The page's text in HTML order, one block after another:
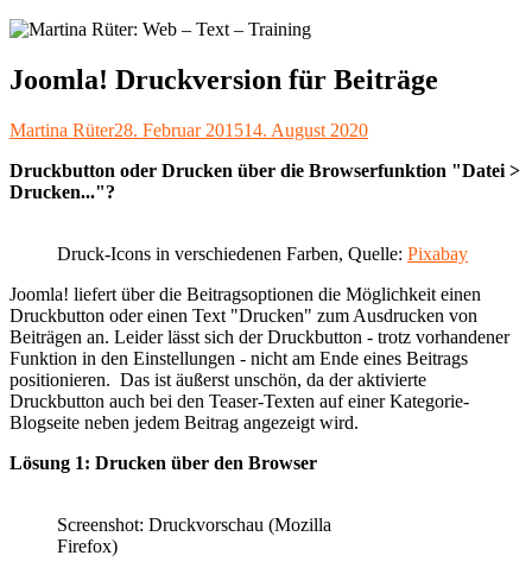
Joomla! Druckversion für Beiträge
Autor
Martina RüterVeröffentlicht
28. Februar 201514. August 2020
Druckbutton oder Drucken über die Browserfunktion "Datei >
Drucken..."?
Druck-Icons in verschiedenen Farben, Quelle: Pixabay
Joomla! liefert über die Beitragsoptionen die Möglichkeit einen
Druckbutton oder einen Text "Drucken" zum Ausdrucken von
Beiträgen an. Leider lässt sich der Druckbutton - trotz vorhandener
Funktion in den Einstellungen - nicht am Ende eines Beitrags
positionieren. Das ist äußerst unschön, da der aktivierte
Druckbutton auch bei den Teaser-Texten auf einer Kategorie-
Blogseite neben jedem Beitrag angezeigt wird.
Lösung 1: Drucken über den Browser
Screenshot: Druckvorschau (Mozilla
Firefox)